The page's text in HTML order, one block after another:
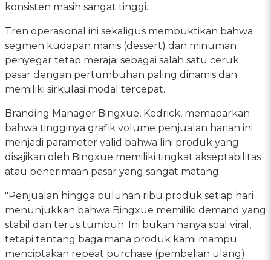
konsisten masih sangat tinggi.
Tren operasional ini sekaligus membuktikan bahwa
segmen kudapan manis (dessert) dan minuman
penyegar tetap merajai sebagai salah satu ceruk
pasar dengan pertumbuhan paling dinamis dan
memiliki sirkulasi modal tercepat.
Branding Manager Bingxue, Kedrick, memaparkan
bahwa tingginya grafik volume penjualan harian ini
menjadi parameter valid bahwa lini produk yang
disajikan oleh Bingxue memiliki tingkat akseptabilitas
atau penerimaan pasar yang sangat matang.
"Penjualan hingga puluhan ribu produk setiap hari
menunjukkan bahwa Bingxue memiliki demand yang
stabil dan terus tumbuh. Ini bukan hanya soal viral,
tetapi tentang bagaimana produk kami mampu
menciptakan repeat purchase (pembelian ulang)